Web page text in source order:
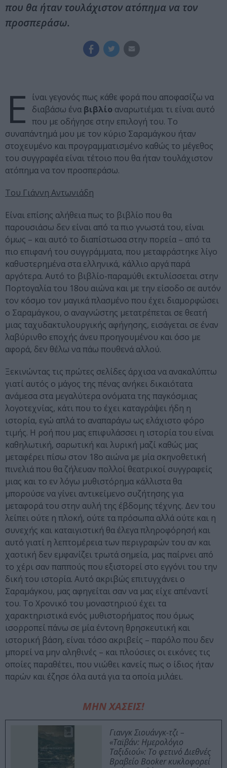
που θα ήταν τουλάχιστον ατόπημα να τον
προσπεράσω.
Ε
ίναι γεγονός πως κάθε φορά που αποφασίζω να
διαβάσω ένα βιβλίο αναρωτιέμαι τι είναι αυτό
που με οδήγησε στην επιλογή του. Το
συναπάντημά μου με τον κύριο Σαραμάγκου ήταν
στοχευμένο και προγραμματισμένο καθώς το μέγεθος
του συγγραφέα είναι τέτοιο που θα ήταν τουλάχιστον
ατόπημα να τον προσπεράσω.
Του Γιάννη Αντωνιάδη
Είναι επίσης αλήθεια πως το βιβλίο που θα
παρουσιάσω δεν είναι από τα πιο γνωστά του, είναι
όμως – και αυτό το διαπίστωσα στην πορεία – από τα
πιο επιφανή του συγγράμματα, που μεταφράστηκε λίγο
καθυστερημένα στα ελληνικά, κάλλιο αργά παρά
αργότερα. Αυτό το βιβλίο-παραμύθι εκτυλίσσεται στην
Πορτογαλία του 18ου αιώνα και με την είσοδο σε αυτόν
τον κόσμο τον μαγικά πλασμένο που έχει διαμορφώσει
ο Σαραμάγκου, ο αναγνώστης μετατρέπεται σε θεατή
μιας ταχυδακτυλουργικής αφήγησης, εισάγεται σε έναν
λαβύρινθο εποχής άνευ προηγουμένου και όσο με
αφορά, δεν θέλω να πάω πουθενά αλλού.
Ξεκινώντας τις πρώτες σελίδες άρχισα να ανακαλύπτω
γιατί αυτός ο μάγος της πένας ανήκει δικαιότατα
ανάμεσα στα μεγαλύτερα ονόματα της παγκόσμιας
λογοτεχνίας, κάτι που το έχει καταγράψει ήδη η
ιστορία, εγώ απλά το αναπαράγω ως ελάχιστο φόρο
τιμής. Η ροή που μας επιφυλάσσει η ιστορία του είναι
καθηλωτική, σαρωτική και λυρική μαζί καθώς μας
μεταφέρει πίσω στον 18ο αιώνα με μία σκηνοθετική
πινελιά που θα ζήλευαν πολλοί θεατρικοί συγγραφείς
μιας και το εν λόγω μυθιστόρημα κάλλιστα θα
μπορούσε να γίνει αντικείμενο συζήτησης για
μεταφορά του στην αυλή της έβδομης τέχνης. Δεν του
λείπει ούτε η πλοκή, ούτε τα πρόσωπα αλλά ούτε και η
συνεχής και καταιγιστική θα έλεγα πληροφόρησή και
αυτό γιατί η λεπτομέρεια των περιγραφών του αν και
χαοτική δεν εμφανίζει τρωτά σημεία, μας παίρνει από
το χέρι σαν παππούς που εξιστορεί στο εγγόνι του την
δική του ιστορία. Αυτό ακριβώς επιτυγχάνει ο
Σαραμάγκου, μας αφηγείται σαν να μας είχε απέναντί
του. Το Χρονικό του μοναστηριού έχει τα
χαρακτηριστικά ενός μυθιστορήματος που όμως
ισορροπεί πάνω σε μία έντονη θρησκευτική και
ιστορική βάση, είναι τόσο ακριβείς – παρόλο που δεν
μπορεί να μην αληθινές – και πλούσιες οι εικόνες τις
οποίες παραθέτει, που νιώθει κανείς πως ο ίδιος ήταν
παρών και έζησε όλα αυτά για τα οποία μιλάει.
ΜΗΝ ΧΑΣΕΙΣ!
Γιανγκ Σιουάνγκ-τζι –
«Ταϊβάν: Ημερολόγιο
Ταξιδιού»: Το φετινό Διεθνές
Βραβείο Booker κυκλοφορεί